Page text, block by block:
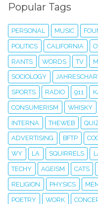
Popular Tags
PERSONAL MUSIC
POLITICS CALIFORNIA
RANTS WORDS TV
SOCIOLOGY
SPORTS RADIO 911
CONSUMERISM WHISKY
INTERNA THEWEB
ADVERTISING BFTP
WY LA SQUIRRELS
TECHY AGEISM CATS
RELIGION PHYSICS
POETRY WORK